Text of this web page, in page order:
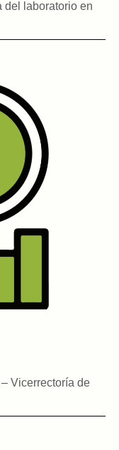
del laboratorio en
Vicerrectoría de